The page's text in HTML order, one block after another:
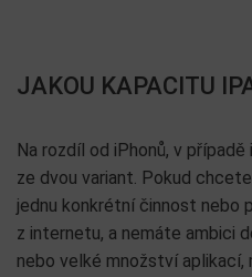
JAKOU KAPACITU
Na rozdíl od iPhonů, v
ze dvou variant. Pokud
jednu konkrétní činnost nebo
z internetu, a nemáte ambici
nebo velké množství aplikací,